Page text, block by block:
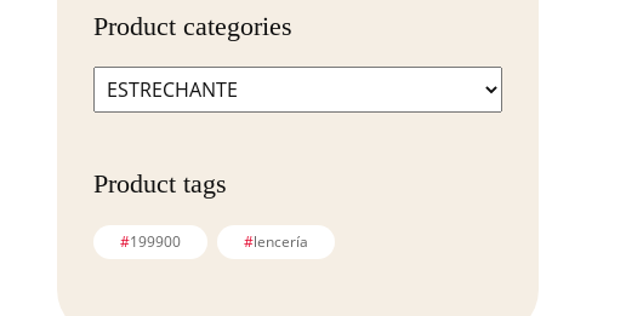
Product categories
Product tags
199900 lencería